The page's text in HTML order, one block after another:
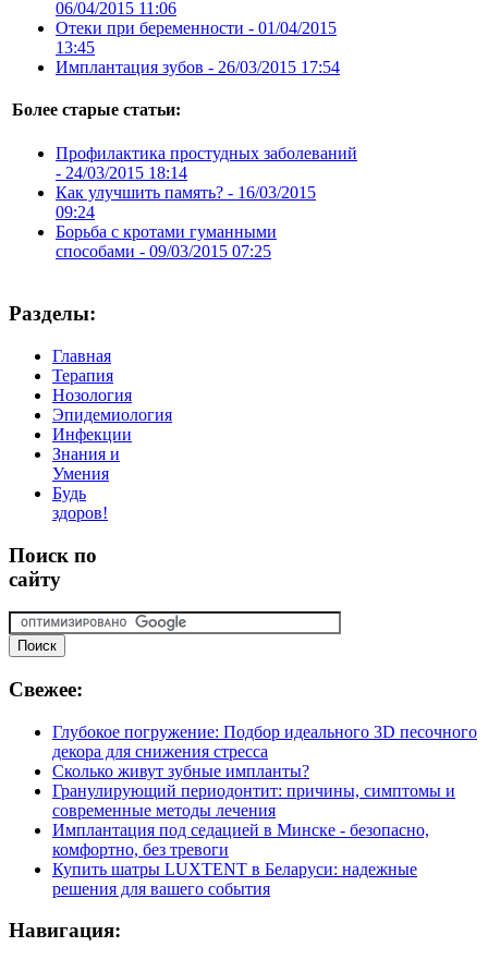
06/04/2015 11:06
Отеки при беременности - 01/04/2015
13:45
Имплантация зубов - 26/03/2015 17:54
Более старые статьи:
Профилактика простудных заболеваний
- 24/03/2015 18:14
Как улучшить память? - 16/03/2015
09:24
Борьба с кротами гуманными
способами - 09/03/2015 07:25
Разделы:
Главная
Терапия
Нозология
Эпидемиология
Инфекции
Знания и
Умения
Будь
здоров!
Поиск по
сайту
Свежее:
Глубокое погружение: Подбор идеального 3D песочного
декора для снижения стресса
Сколько живут зубные импланты?
Гранулирующий периодонтит: причины, симптомы и
современные методы лечения
Имплантация под седацией в Минске - безопасно,
комфортно, без тревоги
Купить шатры LUXTENT в Беларуси: надежные
решения для вашего события
Навигация: